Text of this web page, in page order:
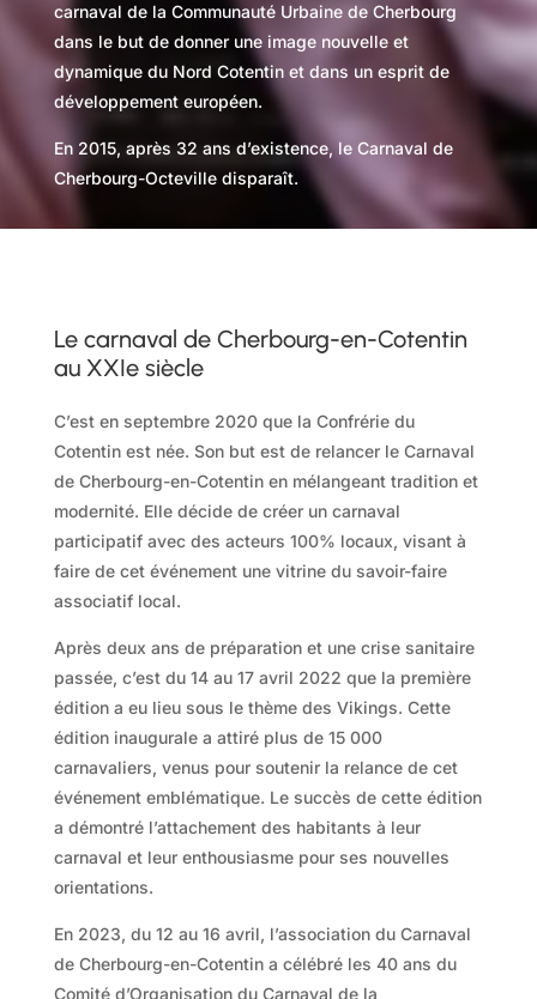
carnaval de la Communauté Urbaine de Cherbourg
dans le but de donner une image nouvelle et
dynamique du Nord Cotentin et dans un esprit de
développement européen.
En 2015, après 32 ans d’existence, le Carnaval de
Cherbourg-Octeville disparaît.
Le carnaval de Cherbourg-en-Cotentin
au XXIe siècle
C’est en septembre 2020 que la Confrérie du
Cotentin est née. Son but est de relancer le Carnaval
de Cherbourg-en-Cotentin en mélangeant tradition et
modernité. Elle décide de créer un carnaval
participatif avec des acteurs 100% locaux, visant à
faire de cet événement une vitrine du savoir-faire
associatif local.
Après deux ans de préparation et une crise sanitaire
passée, c’est du 14 au 17 avril 2022 que la première
édition a eu lieu sous le thème des Vikings. Cette
édition inaugurale a attiré plus de 15 000
carnavaliers, venus pour soutenir la relance de cet
événement emblématique. Le succès de cette édition
a démontré l’attachement des habitants à leur
carnaval et leur enthousiasme pour ses nouvelles
orientations.
En 2023, du 12 au 16 avril, l’association du Carnaval
de Cherbourg-en-Cotentin a célébré les 40 ans du
Comité d’Organisation du Carnaval de la